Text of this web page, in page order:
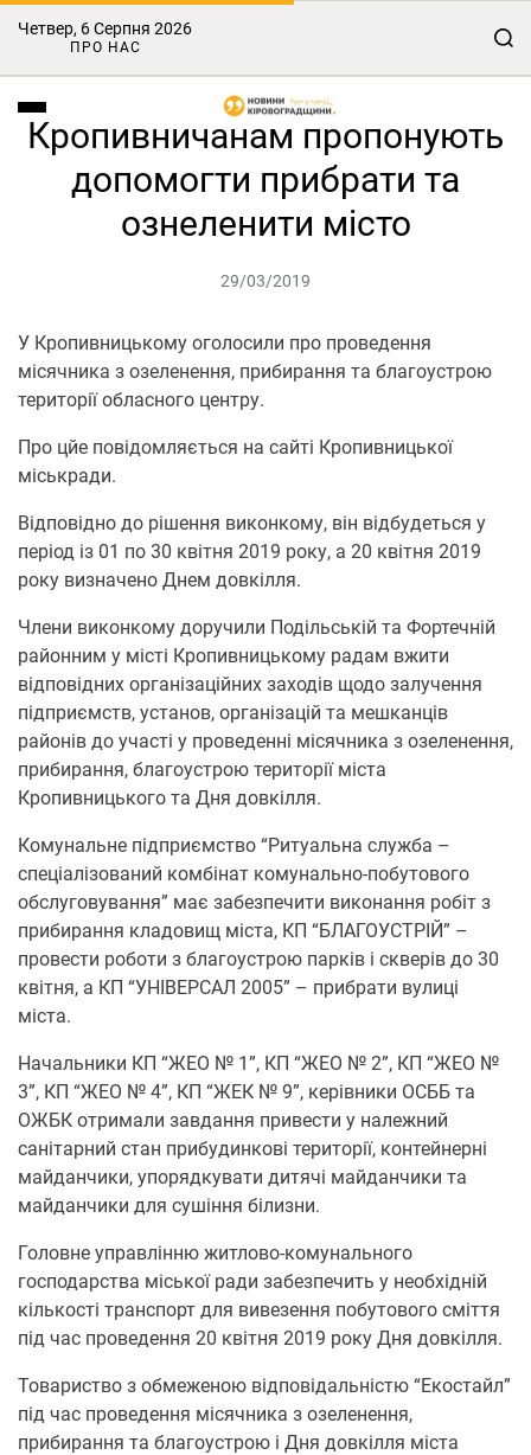
Четвер, 6 Серпня 2026
ПРО НАС
Кропивничанам пропонують
допомогти прибрати та
ознеленити місто
29/03/2019
У Кропивницькому оголосили про проведення
місячника з озеленення, прибирання та благоустрою
території обласного центру.
Про цйе повідомляється на сайті Кропивницької
міськради.
Відповідно до рішення виконкому, він відбудеться у
період із 01 по 30 квітня 2019 року, а 20 квітня 2019
року визначено Днем довкілля.
Члени виконкому доручили Подільській та Фортечній
районним у місті Кропивницькому радам вжити
відповідних організаційних заходів щодо залучення
підприємств, установ, організацій та мешканців
районів до участі у проведенні місячника з озеленення,
прибирання, благоустрою території міста
Кропивницького та Дня довкілля.
Комунальне підприємство “Ритуальна служба –
спеціалізований комбінат комунально-побутового
обслуговування” має забезпечити виконання робіт з
прибирання кладовищ міста, КП “БЛАГОУСТРІЙ” –
провести роботи з благоустрою парків і скверів до 30
квітня, а КП “УНІВЕРСАЛ 2005” – прибрати вулиці
міста.
Начальники КП “ЖЕО № 1”, КП “ЖЕО № 2”, КП “ЖЕО №
3”, КП “ЖЕО № 4”, КП “ЖЕК № 9”, керівники ОСББ та
ОЖБК отримали завдання привести у належний
санітарний стан прибудинкові території, контейнерні
майданчики, упорядкувати дитячі майданчики та
майданчики для сушіння білизни.
Головне управлінню житлово-комунального
господарства міської ради забезпечить у необхідній
кількості транспорт для вивезення побутового сміття
під час проведення 20 квітня 2019 року Дня довкілля.
Товариство з обмеженою відповідальністю “Екостайл”
під час проведення місячника з озеленення,
прибирання та благоустрою і Дня довкілля міста